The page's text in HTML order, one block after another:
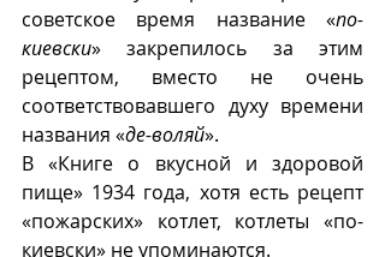
советское время название «по-
киевски» закрепилось за этим
рецептом, вместо не очень
соответствовавшего духу времени
названия «де-воляй».
В «Книге о вкусной и здоровой
пище» 1934 года, хотя есть рецепт
«пожарских» котлет, котлеты «по-
киевски» не упоминаются.